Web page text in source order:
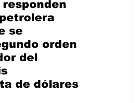
se
orden
del
de dólares